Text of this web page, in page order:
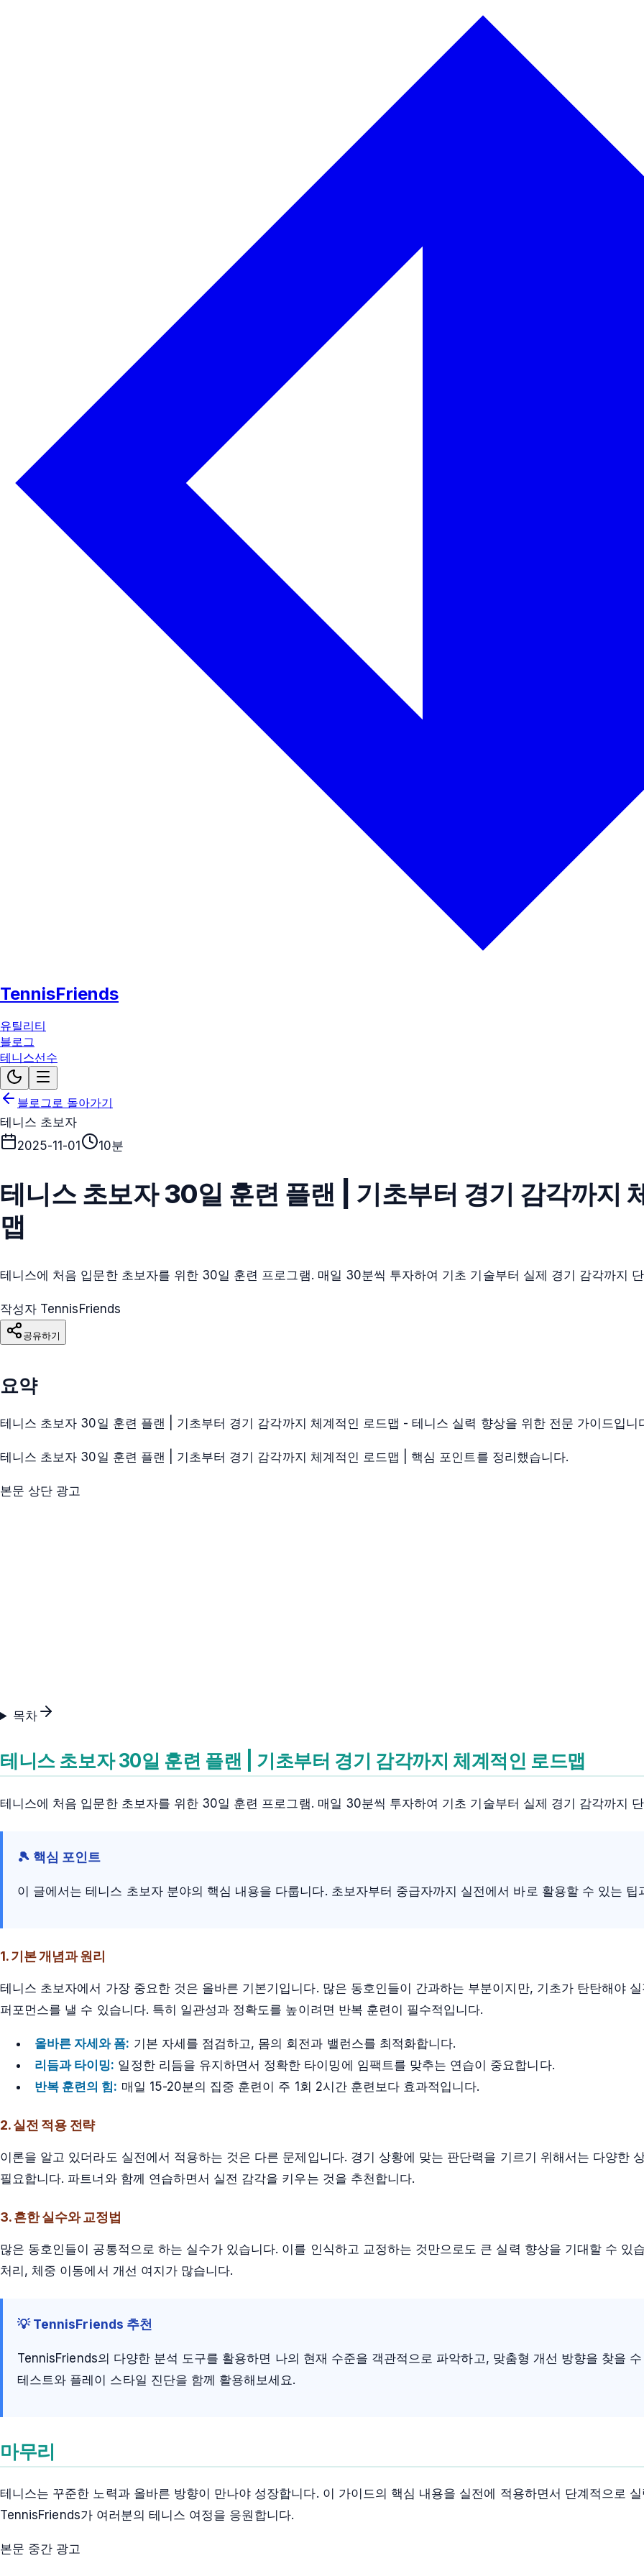
TennisFriends
유틸리티
블로그
테니스선수
블로그로 돌아가기
테니스 초보자
2025-11-01
10분
테니스 초보자 30일 훈련 플랜 | 기초부터 경기 감각까지
맵
테니스에 처음 입문한 초보자를 위한 30일 훈련 프로그램. 매일 30분씩 투자하여 기초 기술부터 실제 경기 감각까지
작성자 TennisFriends
공유하기
요약
테니스 초보자 30일 훈련 플랜 | 기초부터 경기 감각까지 체계적인 로드맵 - 테니스 실력 향상을 위한 전문 가이드입니
테니스 초보자 30일 훈련 플랜 | 기초부터 경기 감각까지 체계적인 로드맵 | 핵심 포인트를 정리했습니다.
본문 상단 광고
목차
테니스 초보자 30일 훈련 플랜 | 기초부터 경기 감각까지 체계적인 로드맵
테니스에 처음 입문한 초보자를 위한 30일 훈련 프로그램. 매일 30분씩 투자하여 기초 기술부터 실제 경기 감각까지
🎾 핵심 포인트
이 글에서는 테니스 초보자 분야의 핵심 내용을 다룹니다. 초보자부터 중급자까지 실전에서 바로 활용할 수 있는 팁
1. 기본 개념과 원리
테니스 초보자에서 가장 중요한 것은 올바른 기본기입니다. 많은 동호인들이 간과하는 부분이지만, 기초가 탄탄해야
퍼포먼스를 낼 수 있습니다. 특히 일관성과 정확도를 높이려면 반복 훈련이 필수적입니다.
올바른 자세와 폼: 기본 자세를 점검하고, 몸의 회전과 밸런스를 최적화합니다.
리듬과 타이밍: 일정한 리듬을 유지하면서 정확한 타이밍에 임팩트를 맞추는 연습이 중요합니다.
반복 훈련의 힘: 매일 15-20분의 집중 훈련이 주 1회 2시간 훈련보다 효과적입니다.
2. 실전 적용 전략
이론을 알고 있더라도 실전에서 적용하는 것은 다른 문제입니다. 경기 상황에 맞는 판단력을 기르기 위해서는 다양한
필요합니다. 파트너와 함께 연습하면서 실전 감각을 키우는 것을 추천합니다.
3. 흔한 실수와 교정법
많은 동호인들이 공통적으로 하는 실수가 있습니다. 이를 인식하고 교정하는 것만으로도 큰 실력 향상을 기대할 수 있
처리, 체중 이동에서 개선 여지가 많습니다.
💡 TennisFriends 추천
TennisFriends의 다양한 분석 도구를 활용하면 나의 현재 수준을 객관적으로 파악하고, 맞춤형 개선 방향을 찾을
테스트와 플레이 스타일 진단을 함께 활용해보세요.
마무리
테니스는 꾸준한 노력과 올바른 방향이 만나야 성장합니다. 이 가이드의 핵심 내용을 실전에 적용하면서 단계적으로
TennisFriends가 여러분의 테니스 여정을 응원합니다.
본문 중간 광고